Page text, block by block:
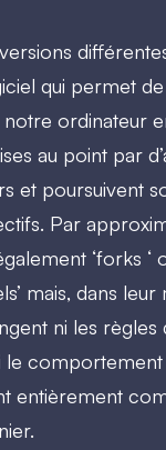
qui permet de
ordinateur
au point par
et poursuivent
Par
‘forks ‘
mais, dans leur
ni les règles
comportement
entièrement